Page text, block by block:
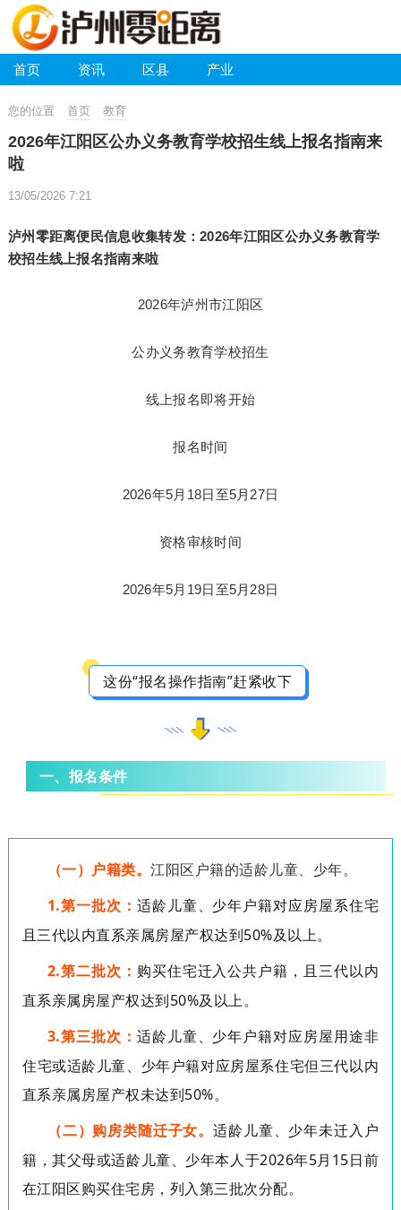
首页 资讯 区县 产业
您的位置 首页 教育
2026年江阳区公办义务教育学校招生线上报名指南来
啦
13/05/2026 7:21
泸州零距离便民信息收集转发：2026年江阳区公办义务教育学
校招生线上报名指南来啦
2026年泸州市江阳区
公办义务教育学校招生
线上报名即将开始
报名时间
2026年5月18日至5月27日
资格审核时间
2026年5月19日至5月28日
这份“报名操作指南”赶紧收下
一、 报名条件
（一）户籍类。江阳区户籍的适龄儿童、少年。
1.第一批次： 适龄儿童、少年户籍对应房屋系住宅
且三代以内直系亲属房屋产权达到50%及以上。
2.第二批次： 购买住宅迁入公共户籍，且三代以内
直系亲属房屋产权达到50%及以上。
3.第三批次： 适龄儿童、少年户籍对应房屋用途非
住宅或适龄儿童、少年户籍对应房屋系住宅但三代以内
直系亲属房屋产权未达到50%。
（二）购房类随迁子女。适龄儿童、少年未迁入户
籍，其父母或适龄儿童、少年本人于2026年5月 15日前
在江阳区购买住宅房，列入第三批次分配。